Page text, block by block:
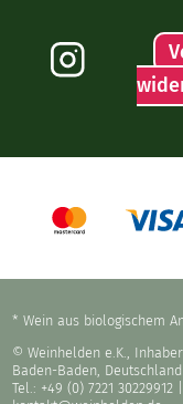
* Wein aus biologischem
© Weinhelden e.K.,
Baden-Baden, Deutschland
Tel.: +49 (0) 7221 30229912